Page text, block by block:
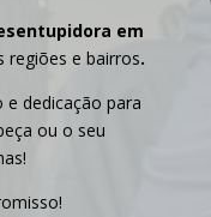
em
regiões e bairros.
dedicação para
ou o seu